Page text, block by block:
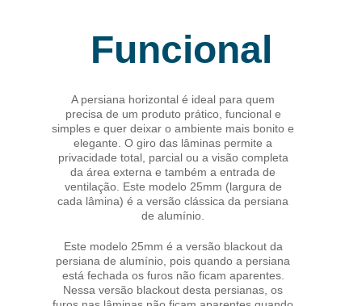
Funcional
A persiana horizontal é ideal para quem
precisa de um produto prático, funcional e
simples e quer deixar o ambiente mais bonito e
elegante. O giro das lâminas permite a
privacidade total, parcial ou a visão completa
da área externa e também a entrada de
ventilação. Este modelo 25mm (largura de
cada lâmina) é a versão clássica da persiana
de alumínio.
Este modelo 25mm é a versão blackout da
persiana de alumínio, pois quando a persiana
está fechada os furos não ficam aparentes.
Nessa versão blackout desta persianas, os